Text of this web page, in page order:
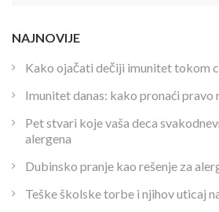
NAJNOVIJE
Kako ojačati dečiji imunitet tokom
Imunitet danas: kako pronaći pravo
Pet stvari koje vaša deca
alergena
Dubinsko pranje kao rešenje za
Teške školske torbe i njihov uticaj